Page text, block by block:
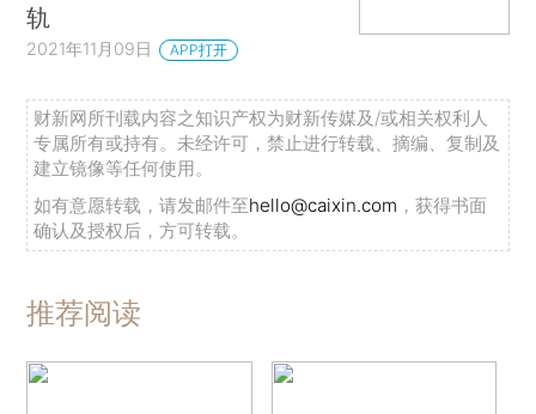
轨
2021年11月09日 APP打开
财新网所刊载内容之知识产权为财新传媒及/或相关权利人
专属所有或持有。未经许可，禁止进行转载、摘编、复制及
建立镜像等任何使用。
如有意愿转载，请发邮件至hello@caixin.com ，获得书面
确认及授权后，方可转载。
推荐阅读